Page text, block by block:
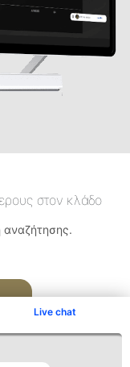
Live chat
στον κλάδο
αναζήτησης.